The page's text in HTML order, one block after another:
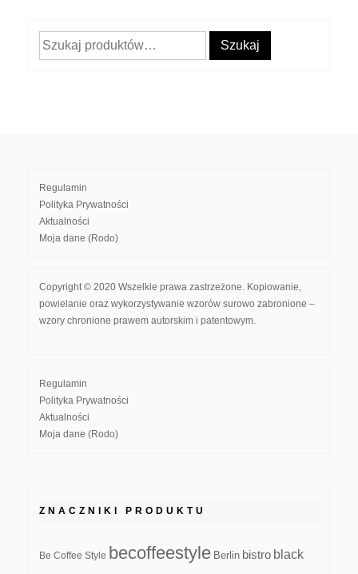
Szukaj: Szukaj
Regulamin
Polityka Prywatności
Aktualności
Moja dane (Rodo)
Copyright © 2020 Wszelkie prawa zastrzeżone. Kopiowanie,
powielanie oraz wykorzystywanie wzorów surowo zabronione –
wzory chronione prawem autorskim i patentowym.
Regulamin
Polityka Prywatności
Aktualności
Moja dane (Rodo)
ZNACZNIKI PRODUKTU
Be Coffee Style becoffeestyle Berlin bistro black